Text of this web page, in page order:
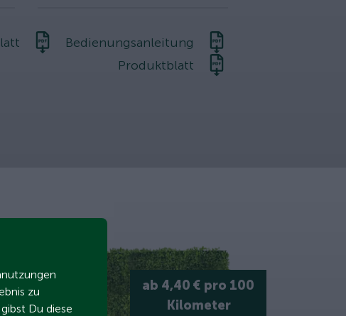
Bedienungsanleitung
Produktblatt
ab 4,40 € pro 100
Kilometer
zu
Du diese